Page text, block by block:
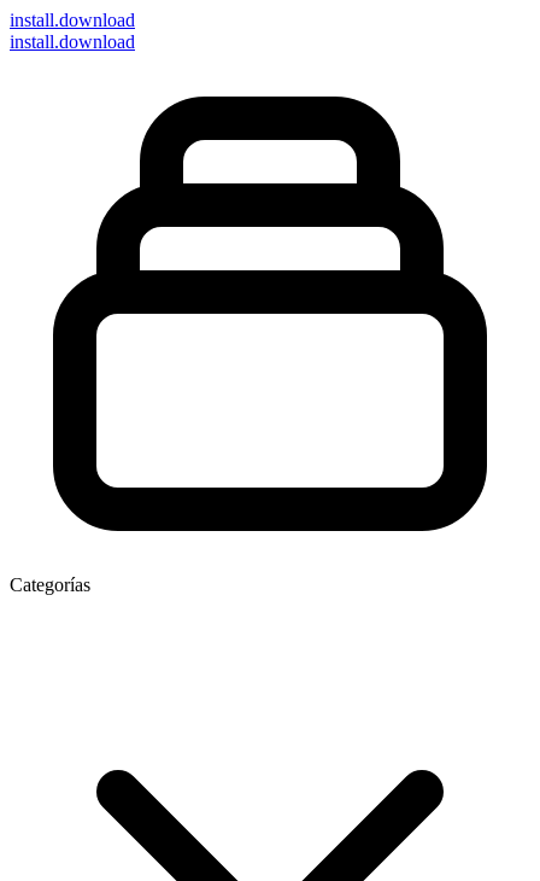
install.download
install.download
Categorías